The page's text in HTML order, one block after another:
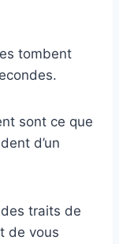
tombent
sont ce que
d’un
traits de
de vous